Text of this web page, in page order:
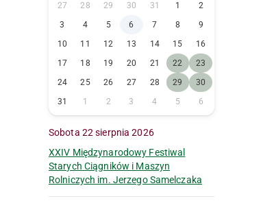
27 28 29 30 31 1
2
3
4 5 6 7 8
9
10
11 12 13 14 15
16
17
18 19 20 21 22
23
24
25 26 27 28 29
30
31
1 2 3 4 5 6
Sobota 22 sierpnia 2026
XXIV Międzynarodowy Festiwal
Starych Ciągników i Maszyn
Rolniczych im. Jerzego Samelczaka